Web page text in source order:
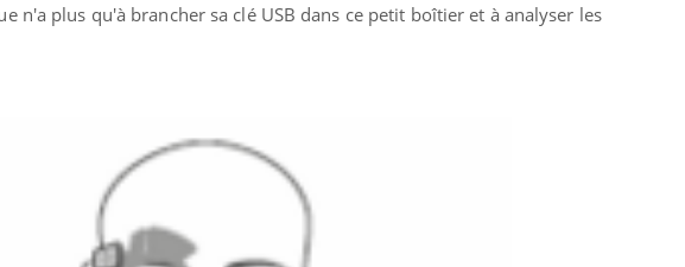
n'a plus qu'à brancher sa clé USB dans ce petit boîtier et à analyser les